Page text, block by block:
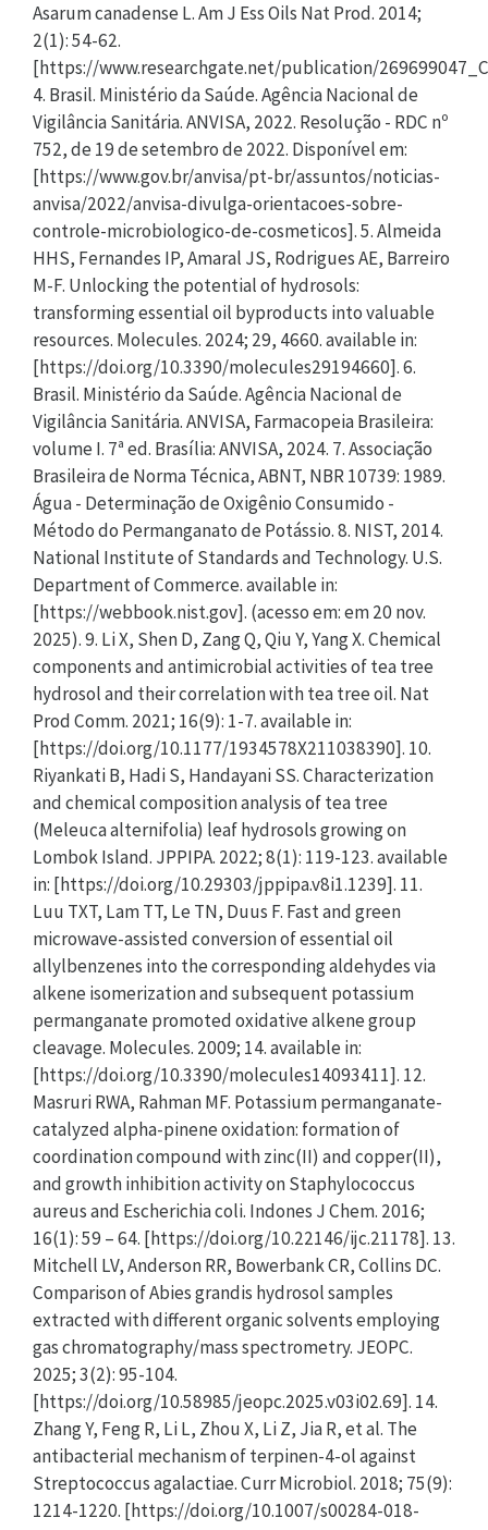
Asarum canadense L. Am J Ess Oils Nat Prod. 2014;
2(1): 54-62.
[https://www.researchgate.net/publication/
4. Brasil. Ministério da Saúde. Agência Nacional de
Vigilância Sanitária. ANVISA, 2022. Resolução - RDC nº
752, de 19 de setembro de 2022. Disponível em:
[https://www.gov.br/anvisa/pt-br/assuntos/noticias-
anvisa/2022/anvisa-divulga-orientacoes-sobre-
controle-microbiologico-de-cosmeticos]. 5. Almeida
HHS, Fernandes IP, Amaral JS, Rodrigues AE, Barreiro
M-F. Unlocking the potential of hydrosols:
transforming essential oil byproducts into valuable
resources. Molecules. 2024; 29, 4660. available in:
[https://doi.org/10.3390/molecules29194660]. 6.
Brasil. Ministério da Saúde. Agência Nacional de
Vigilância Sanitária. ANVISA, Farmacopeia Brasileira:
volume I. 7ª ed. Brasília: ANVISA, 2024. 7. Associação
Brasileira de Norma Técnica, ABNT, NBR 10739: 1989.
Água - Determinação de Oxigênio Consumido -
Método do Permanganato de Potássio. 8. NIST, 2014.
National Institute of Standards and Technology. U.S.
Department of Commerce. available in:
[https://webbook.nist.gov]. (acesso em: em 20 nov.
2025). 9. Li X, Shen D, Zang Q, Qiu Y, Yang X. Chemical
components and antimicrobial activities of tea tree
hydrosol and their correlation with tea tree oil. Nat
Prod Comm. 2021; 16(9): 1-7. available in:
[https://doi.org/10.1177/1934578X211038390]. 10.
Riyankati B, Hadi S, Handayani SS. Characterization
and chemical composition analysis of tea tree
(Meleuca alternifolia) leaf hydrosols growing on
Lombok Island. JPPIPA. 2022; 8(1): 119-123. available
in: [https://doi.org/10.29303/jppipa.v8i1.1239]. 11.
Luu TXT, Lam TT, Le TN, Duus F. Fast and green
microwave-assisted conversion of essential oil
allylbenzenes into the corresponding aldehydes via
alkene isomerization and subsequent potassium
permanganate promoted oxidative alkene group
cleavage. Molecules. 2009; 14. available in:
[https://doi.org/10.3390/molecules14093411]. 12.
Masruri RWA, Rahman MF. Potassium permanganate-
catalyzed alpha-pinene oxidation: formation of
coordination compound with zinc(II) and copper(II),
and growth inhibition activity on Staphylococcus
aureus and Escherichia coli. Indones J Chem. 2016;
16(1): 59 – 64. [https://doi.org/10.22146/ijc.21178]. 13.
Mitchell LV, Anderson RR, Bowerbank CR, Collins DC.
Comparison of Abies grandis hydrosol samples
extracted with different organic solvents employing
gas chromatography/mass spectrometry. JEOPC.
2025; 3(2): 95-104.
[https://doi.org/10.58985/jeopc.2025.v03i02.69]. 14.
Zhang Y, Feng R, Li L, Zhou X, Li Z, Jia R, et al. The
antibacterial mechanism of terpinen-4-ol against
Streptococcus agalactiae. Curr Microbiol. 2018; 75(9):
1214-1220. [https://doi.org/10.1007/s00284-018-